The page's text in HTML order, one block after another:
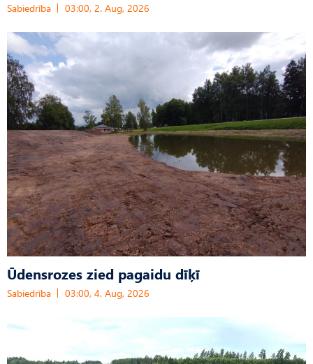
Sabiedrība 03:00, 2. Aug, 2026
Ūdensrozes zied pagaidu dīķī
Sabiedrība 03:00, 4. Aug, 2026